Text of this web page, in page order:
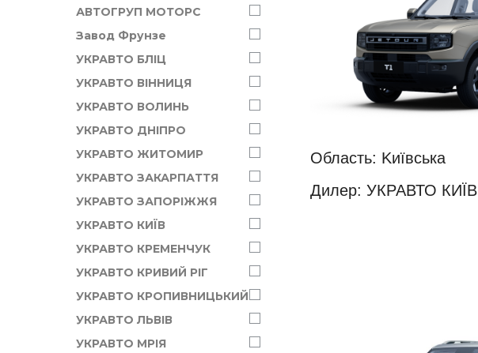
АВТОГРУП МОТОРС
Завод Фрунзе
УКРАВТО БЛІЦ
УКРАВТО ВІННИЦЯ
УКРАВТО ВОЛИНЬ
УКРАВТО ДНІПРО
УКРАВТО ЖИТОМИР
УКРАВТО ЗАКАРПАТТЯ
УКРАВТО ЗАПОРІЖЖЯ
УКРАВТО КИЇВ
УКРАВТО КРЕМЕНЧУК
УКРАВТО КРИВИЙ РІГ
УКРАВТО КРОПИВНИЦЬКИЙ
УКРАВТО ЛЬВІВ
УКРАВТО МРІЯ
Область: Kиївська
Дилер: УКРАВТО КИЇВ